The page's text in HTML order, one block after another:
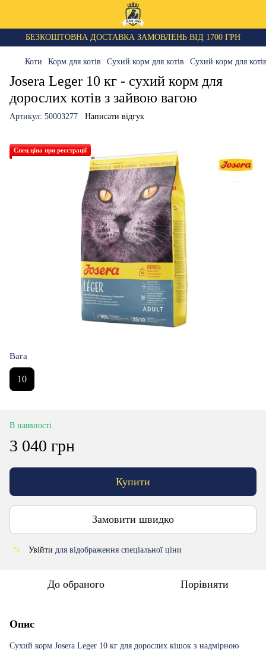
БЕЗКОШТОВНА ДОСТАВКА ЗАМОВЛЕНЬ ВІД 1700 ГРН
Коти Корм для котів Сухий корм для котів Сухий корм для
Josera Leger 10 кг - сухий корм для
дорослих котів з зайвою вагою
Артикул: 50003277 Написати відгук
Спец ціна при реєстрації
Вага
10
В наявності
3 040 грн
Купити
Замовити швидко
% Увійти для відображення спеціальної ціни
До обраного Порівняти
Опис
Сухий корм Josera Leger 10 кг для дорослих кішок з надмірною